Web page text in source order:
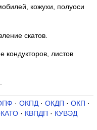
кожухи, полуоси
скатов.
кондукторов, листов
· ОКПД · ОКДП · ОКП ·
· КВПДП · КУВЭД